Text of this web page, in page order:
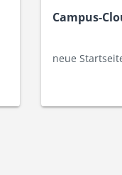
Campus-
neue